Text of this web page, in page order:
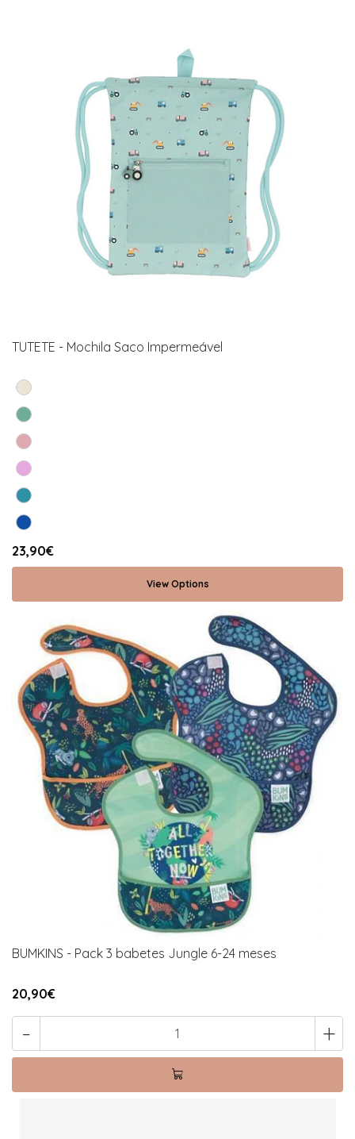
TUTETE - Mochila Saco Impermeável
23,90€
View Options
BUMKINS - Pack 3 babetes Jungle 6-24 meses
20,90€
- +